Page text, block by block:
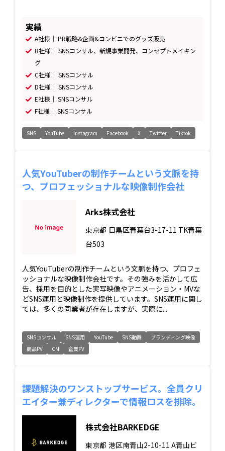
実績
A社様｜ PR戦略&企画&コンビニでのグッズ販売
B社様｜ SNSコンサル、新規事業開発、コンセプトメイキン
グ
C社様｜ SNSコンサル
D社様｜ SNSコンサル
E社様｜ SNSコンサル
F社様｜ SNSコンサル
SNS YouTube Instagram Facebook X Twitter Tiktok
人気YouTuberの制作チームという文脈を持
つ、プロフェッショナルな映像制作会社
Arks株式会社
東京都 目黒区青葉台3-17-11 TK青葉
台503
人気YouTuberの制作チームという文脈を持つ、プロフェ
ッショナルな映像制作会社です。その強みを活かして広
告、採用を目的とした実写映像やアニメーション・MVな
どSNS運用と映像制作を提供しています。SNS運用に関し
ては、多くの同業者が存在しますが、実際に...
SNSコンサル SNS運用 YouTube SNS動画
ブランディング映像
商品PV
CM 企業PV
課題解決のワンストップサービス。全員クリ
エイター兼ディレクターで情報ロスを排除。
株式会社BARKEDGE
東京都 港区南青山2-10-11 A青山ビ